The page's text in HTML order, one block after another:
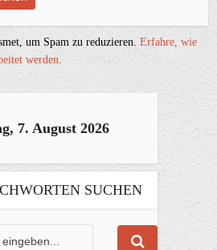
um Spam zu reduzieren.Erfahre, wie
werden.
7. August 2026
SUCHEN